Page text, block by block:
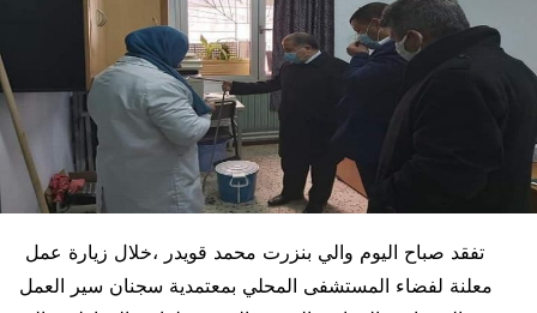
معلنة لفضاء المستشفى المحلي بمعتمدية سجنان سير العمل